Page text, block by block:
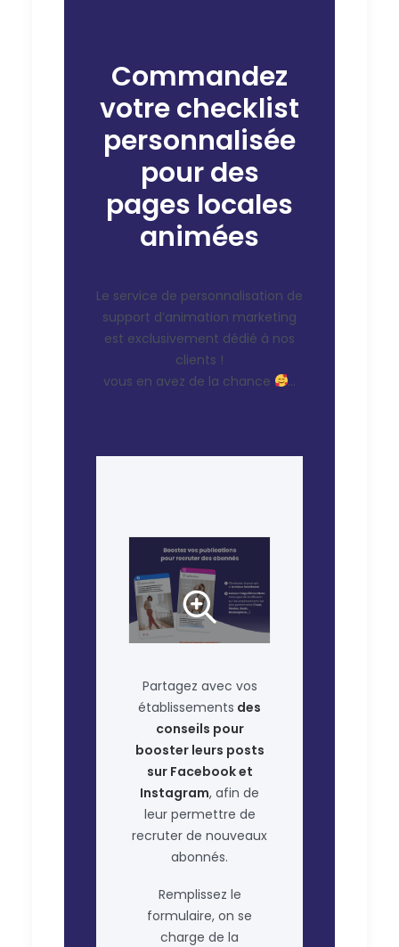
Commandez
votre checklist
personnalisée
pour des
pages locales
animées
Le service de personnalisation de
support d’animation marketing
est exclusivement dédié à nos
clients !
vous en avez de la chance
…
Partagez avec vos
établissements des
conseils pour
booster leurs posts
sur Facebook et
Instagram, afin de
leur permettre de
recruter de nouveaux
abonnés.
Remplissez le
formulaire, on se
charge de la